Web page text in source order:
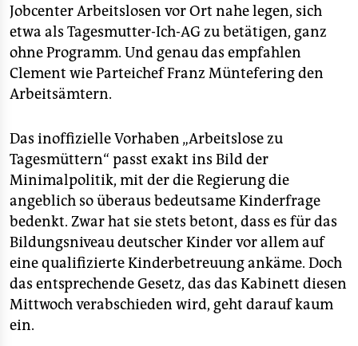
shop
fragen & hilfe
unterstützen
genossenschaft
epaper login
Jobcenter Arbeitslosen vor Ort nahe legen, sich
etwa als Tagesmutter-Ich-AG zu betätigen, ganz
ohne Programm. Und genau das empfahlen
Clement wie Parteichef Franz Müntefering den
Arbeitsämtern.
Das inoffizielle Vorhaben „Arbeitslose zu
Tagesmüttern“ passt exakt ins Bild der
Minimalpolitik, mit der die Regierung die
angeblich so überaus bedeutsame Kinderfrage
bedenkt. Zwar hat sie stets betont, dass es für das
Bildungsniveau deutscher Kinder vor allem auf
eine qualifizierte Kinderbetreuung ankäme. Doch
das entsprechende Gesetz, das das Kabinett diesen
Mittwoch verabschieden wird, geht darauf kaum
ein.